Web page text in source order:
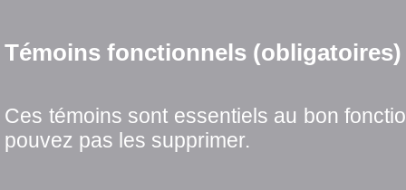
Témoins fonctionnels (obligatoires)
Ces témoins sont essentiels au bon
pouvez pas les supprimer.